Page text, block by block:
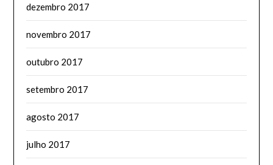
dezembro 2017
novembro 2017
outubro 2017
setembro 2017
agosto 2017
julho 2017